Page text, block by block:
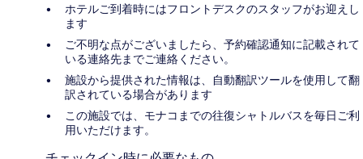
ホテルご到着時にはフロントデスクのスタッフがお迎えし
ます
ご不明な点がございましたら、予約確認通知に記載されて
いる連絡先までご連絡ください。
施設から提供された情報は、自動翻訳ツールを使用して翻
訳されている場合があります
この施設では、モナコまでの往復シャトルバスを毎日ご利
用いただけます。